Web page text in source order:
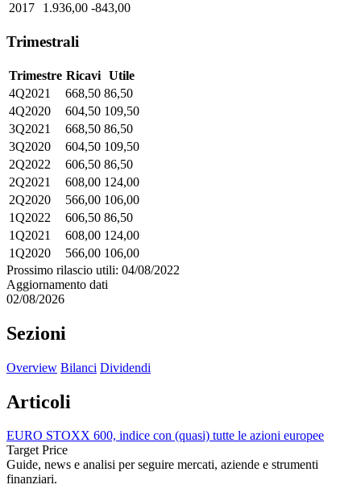
2017
1.936,00 -843,00
Trimestrali
Trimestre Ricavi
Utile
4Q2021
668,50 86,50
4Q2020
604,50 109,50
3Q2021
668,50 86,50
3Q2020
604,50 109,50
2Q2022
606,50 86,50
2Q2021
608,00 124,00
2Q2020
566,00 106,00
1Q2022
606,50 86,50
1Q2021
608,00 124,00
1Q2020
566,00 106,00
Prossimo rilascio utili: 04/08/2022
Aggiornamento dati
02/08/2026
Sezioni
Overview Bilanci Dividendi
Articoli
EURO STOXX 600, indice con (quasi) tutte le azioni europee
Target Price
Guide, news e analisi per seguire mercati, aziende e strumenti
finanziari.